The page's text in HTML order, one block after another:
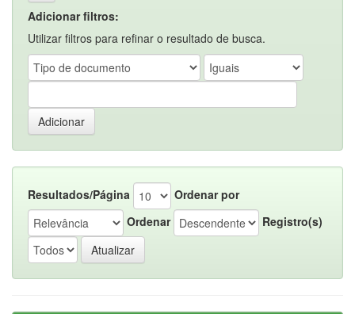
Adicionar filtros:
Utilizar filtros para refinar o resultado de busca.
Resultados/Página
Ordenar por
Ordenar
Registro(s)